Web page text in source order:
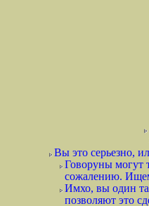
Вы это серьезно,
Говоруны могут
сожалению.
Имхо, вы один
позволяют это